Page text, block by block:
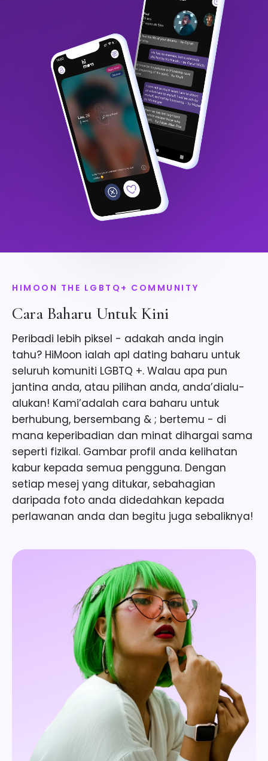
HIMOON THE LGBTQ+ COMMUNITY
Cara Baharu Untuk Kini
Peribadi lebih piksel - adakah anda ingin
tahu? HiMoon ialah apl dating baharu untuk
seluruh komuniti LGBTQ +. Walau apa pun
jantina anda, atau pilihan anda, anda’dialu-
alukan! Kami’adalah cara baharu untuk
berhubung, bersembang & ; bertemu - di
mana keperibadian dan minat dihargai sama
seperti fizikal. Gambar profil anda kelihatan
kabur kepada semua pengguna. Dengan
setiap mesej yang ditukar, sebahagian
daripada foto anda didedahkan kepada
perlawanan anda dan begitu juga sebaliknya!